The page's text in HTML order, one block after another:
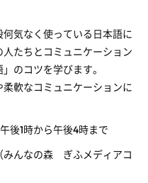
気なく使っている日本語に
たちとコミュニケーション
のコツを学びます。
軟なコミュニケーションに
後1時から午後4時まで
んなの森 ぎふメディアコ